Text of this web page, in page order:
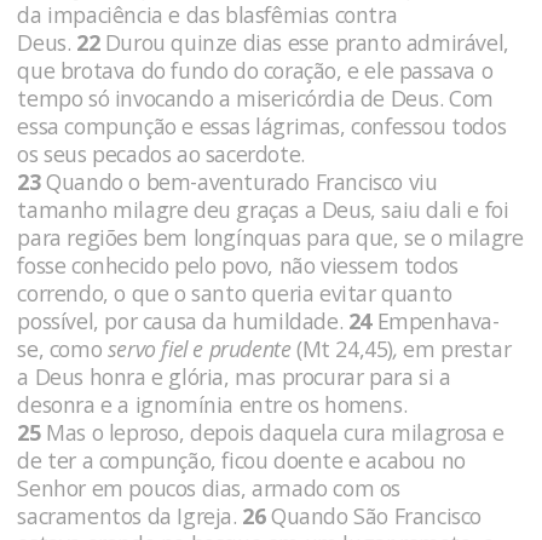
da impaciência e das blasfêmias contra
Deus. 22 Durou quinze dias esse pranto admirável,
que brotava do fundo do coração, e ele passava o
tempo só invocando a misericórdia de Deus. Com
essa compunção e essas lágrimas, confessou todos
os seus pecados ao sacerdote.
23Quando o bem-aventurado Francisco viu
tamanho milagre deu graças a Deus, saiu dali e foi
para regiões bem longínquas para que, se o milagre
fosse conhecido pelo povo, não viessem todos
correndo, o que o santo queria evitar quanto
possível, por causa da humildade. 24 Empenhava-
se, como servo fiel e prudente(Mt 24,45),em prestar
a Deus honra e glória, mas procurar para si a
desonra e a ignomínia entre os homens.
25 Mas o leproso, depois daquela cura milagrosa e
de ter a compunção, ficou doente e acabou no
Senhor em poucos dias, armado com os
sacramentos da Igreja. 26Quando São Francisco